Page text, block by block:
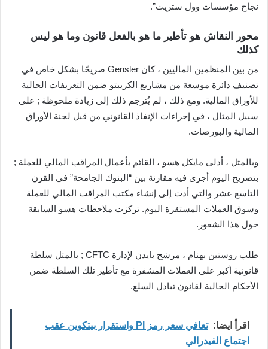
نجاح مؤسسات وول ستريت”.
محور النقاش هو تأطير ما هو بالفعل قانون وما هو ليس
كذلك
من بين المنظمين الماليين ، كان Gensler صريحًا بشكل خاص في
تصنيف دائرة موسعة من مشاريع الكريبتو ضمن التعريفات الحالية
للأوراق المالية. ومع ذلك ، لم يُترجم ذلك إلى زيادة ملحوظة ; على
سبيل المثال ، في إجراءات الإنفاذ القانوني من قبل لجنة الأوراق
المالية والبورصات.
وبالمثل ، أدلى مايكل هسو ، القائم بأعمال المراقب المالي للعملة ;
بتصريح اليوم أجرى فيه مقارنة بين “البنوك الجامحة” في القرن
التاسع عشر والتي أدت إلى إنشاء مكتب المراقب المالي للعملة
وسوق العملات المستقرة اليوم. تركزت ملاحظات هسو السابقة
حول هذا الشعور.
طلب روستين بهنام ، مرشح بايدن لإدارة CFTC ; بالمثل سلطة
قانونية أكبر على العملات المشفرة مع تأطير تلك السلطة ضمن
الأحكام الحالية لقانون تبادل السلع.
اقرأ ايضا:
تعافي سعر رمز PI واستقرار بيتكوين عقب
اجتماع الفيدرالي